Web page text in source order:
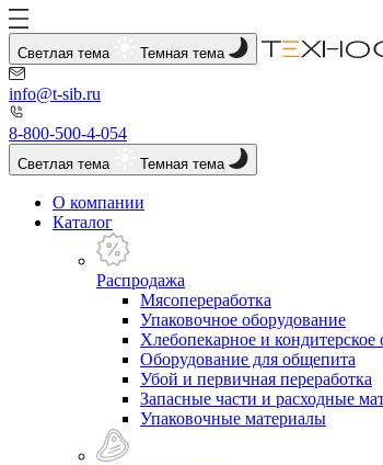
Светлая тема Темная тема
info@t-sib.ru
8-800-500-4-054
Светлая тема Темная тема
О компании
Каталог
Распродажа
Мясопереработка
Упаковочное оборудование
Хлебопекарное и кондитерское
Оборудование для общепита
Убой и первичная переработка
Запасные части и расходные
Упаковочные материалы